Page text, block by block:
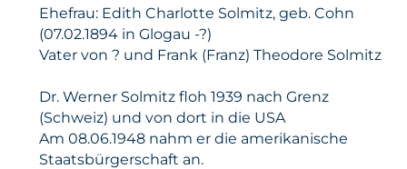
Ehefrau: Edith Charlotte Solmitz, geb. Cohn
(07.02.1894 in Glogau -?)
Vater von ? und Frank (Franz) Theodore Solmitz
Dr. Werner Solmitz floh 1939 nach Grenz
(Schweiz) und von dort in die USA
Am 08.06.1948 nahm er die amerikanische
Staatsbürgerschaft an.